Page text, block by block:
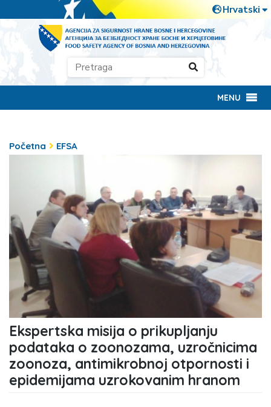
MENU
Početna EFSA
Ekspertska misija o prikupljanju
podataka o zoonozama, uzročnicima
zoonoza, antimikrobnoj otpornosti i
epidemijama uzrokovanim hranom